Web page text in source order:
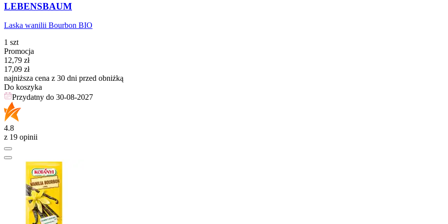
LEBENSBAUM
Laska wanilii Bourbon BIO
1 szt
Promocja
Cena promocyjna
12,79 zł
17,09 zł
najniższa cena z 30 dni przed obniżką
Do koszyka
Przydatny do 30-08-2027
4.8
z 19 opinii